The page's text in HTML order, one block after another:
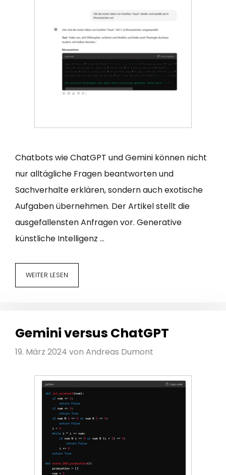
Chatbots wie ChatGPT und Gemini können nicht
nur alltägliche Fragen beantworten und
Sachverhalte erklären, sondern auch exotische
Aufgaben übernehmen. Der Artikel stellt die
ausgefallensten Anfragen vor. Generative
künstliche Intelligenz …
WEITER LESEN
Gemini versus ChatGPT
19. März 2024 von Andreas Dumont